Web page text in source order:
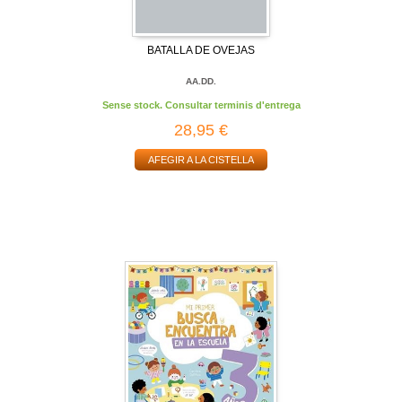
BATALLA DE OVEJAS
AA.DD.
Sense stock. Consultar terminis d'entrega
28,95 €
AFEGIR A LA CISTELLA